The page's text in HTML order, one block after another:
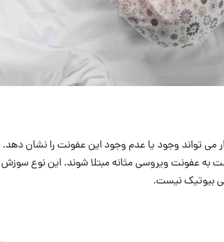
می تواند وجود یا عدم وجود این عفونت را نشان
به عفونت ویروسی مثانه مبتلا شوند. این نوع سوزش
بیوتیک نیست.